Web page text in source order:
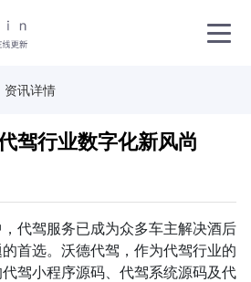
资讯详情
驾行业数字化新风尚
代驾服务已成为众多车主解决酒后
首选。沃德代驾，作为代驾行业的
驾小程序源码、代驾系统源码及代